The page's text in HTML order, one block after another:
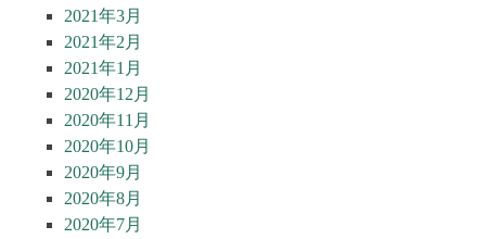
2021年3月
2021年2月
2021年1月
2020年12月
2020年11月
2020年10月
2020年9月
2020年8月
2020年7月